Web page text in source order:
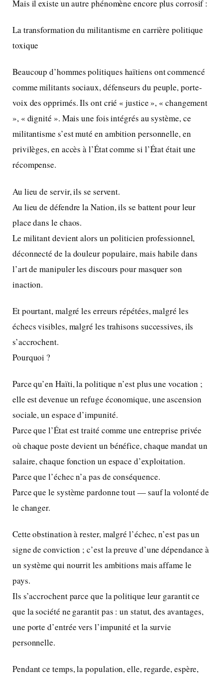
Mais il existe un autre phénomène encore plus corrosif :
La transformation du militantisme en carrière politique
toxique
Beaucoup d’hommes politiques haïtiens ont commencé
comme militants sociaux, défenseurs du peuple, porte-
voix des opprimés. Ils ont crié « justice », « changement
», « dignité ». Mais une fois intégrés au système, ce
militantisme s’est muté en ambition personnelle, en
privilèges, en accès à l’État comme si l’État était une
récompense.
Au lieu de servir, ils se servent.
Au lieu de défendre la Nation, ils se battent pour leur
place dans le chaos.
Le militant devient alors un politicien professionnel,
déconnecté de la douleur populaire, mais habile dans
l’art de manipuler les discours pour masquer son
inaction.
Et pourtant, malgré les erreurs répétées, malgré les
échecs visibles, malgré les trahisons successives, ils
s’accrochent.
Pourquoi ?
Parce qu’en Haïti, la politique n’est plus une vocation ;
elle est devenue un refuge économique, une ascension
sociale, un espace d’impunité.
Parce que l’État est traité comme une entreprise privée
où chaque poste devient un bénéfice, chaque mandat un
salaire, chaque fonction un espace d’exploitation.
Parce que l’échec n’a pas de conséquence.
Parce que le système pardonne tout — sauf la volonté de
le changer.
Cette obstination à rester, malgré l’échec, n’est pas un
signe de conviction ; c’est la preuve d’une dépendance à
un système qui nourrit les ambitions mais affame le
pays.
Ils s’accrochent parce que la politique leur garantit ce
que la société ne garantit pas : un statut, des avantages,
une porte d’entrée vers l’impunité et la survie
personnelle.
Pendant ce temps, la population, elle, regarde, espère,